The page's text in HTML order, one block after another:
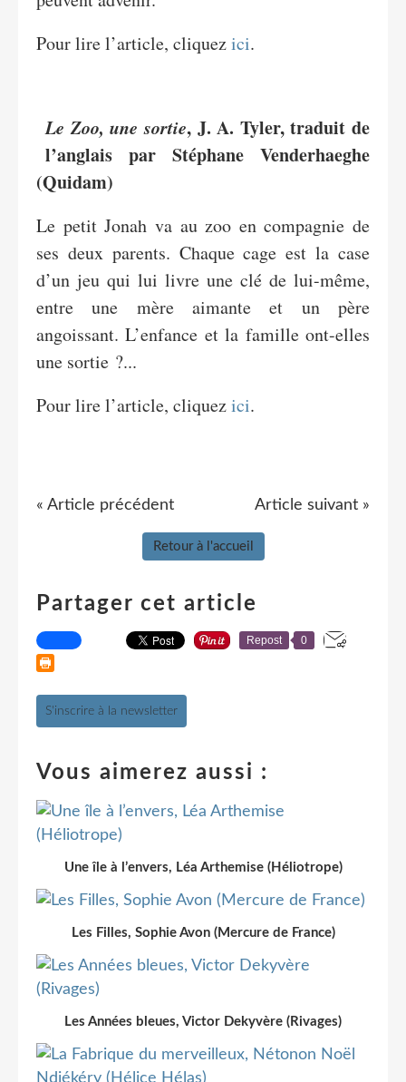
Pour lire l’article, cliquezici.
Le Zoo, une sortie, J. A. Tyler, traduit de
l’anglais par Stéphane Venderhaeghe
(Quidam)
Le petit Jonah va au zoo en compagnie de
ses deux parents. Chaque cage est la case
d’un jeu qui lui livre une clé de lui-même,
entre une mère aimante et un père
angoissant. L’enfance et la famille ont-elles
une sortie ?...
Pour lire l’article, cliquezici.
« Article précédent Article suivant »
Retour à l'accueil
Partager cet article
Repost 0
S'inscrire à la newsletter
Vous aimerez aussi :
Une île à l’envers, Léa Arthemise (Héliotrope)
Les Filles, Sophie Avon (Mercure de France)
Les Années bleues, Victor Dekyvère (Rivages)